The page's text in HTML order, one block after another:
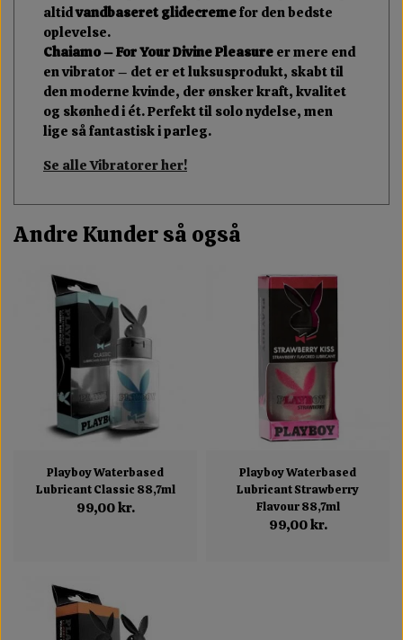
altidvandbaseret glidecremefor den bedste
oplevelse.
Chaiamo – For Your Divine Pleasure er mere end
en vibrator – det er et luksusprodukt, skabt til
den moderne kvinde, der ønsker kraft, kvalitet
og skønhed i ét. Perfekt til solo nydelse, men
lige så fantastisk i parleg.
Se alle Vibratorer her!
Andre Kunder så også
Playboy Waterbased
Lubricant Classic 88,7ml
99,00 kr.
Playboy Waterbased
Lubricant Strawberry
Flavour 88,7ml
99,00 kr.